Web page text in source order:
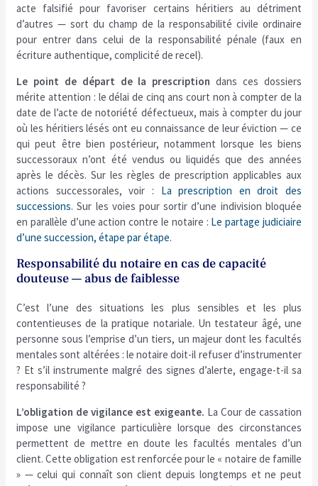
acte falsifié pour favoriser certains héritiers au détriment
d’autres — sort du champ de la responsabilité civile ordinaire
pour entrer dans celui de la responsabilité pénale (faux en
écriture authentique, complicité de recel).
Le point de départ de la prescription dans ces dossiers
mérite attention : le délai de cinq ans court non à compter de la
date de l’acte de notoriété défectueux, mais à compter du jour
où les héritiers lésés ont eu connaissance de leur éviction — ce
qui peut être bien postérieur, notamment lorsque les biens
successoraux n’ont été vendus ou liquidés que des années
après le décès. Sur les règles de prescription applicables aux
actions successorales, voir : La prescription en droit des
successions. Sur les voies pour sortir d’une indivision bloquée
en parallèle d’une action contre le notaire : Le partage judiciaire
d’une succession, étape par étape.
Responsabilité du notaire en cas de capacité
douteuse — abus de faiblesse
C’est l’une des situations les plus sensibles et les plus
contentieuses de la pratique notariale. Un testateur âgé, une
personne sous l’emprise d’un tiers, un majeur dont les facultés
mentales sont altérées : le notaire doit-il refuser d’instrumenter
? Et s’il instrumente malgré des signes d’alerte, engage-t-il sa
responsabilité ?
L’obligation de vigilance est exigeante. La Cour de cassation
impose une vigilance particulière lorsque des circonstances
permettent de mettre en doute les facultés mentales d’un
client. Cette obligation est renforcée pour le « notaire de famille
» — celui qui connaît son client depuis longtemps et ne peut